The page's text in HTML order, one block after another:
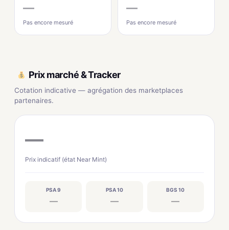
—
Pas encore mesuré
—
Pas encore mesuré
Prix marché & Tracker
Cotation indicative — agrégation des marketplaces
partenaires.
—
Prix indicatif (état Near Mint)
PSA 9
—
PSA 10
—
BGS 10
—